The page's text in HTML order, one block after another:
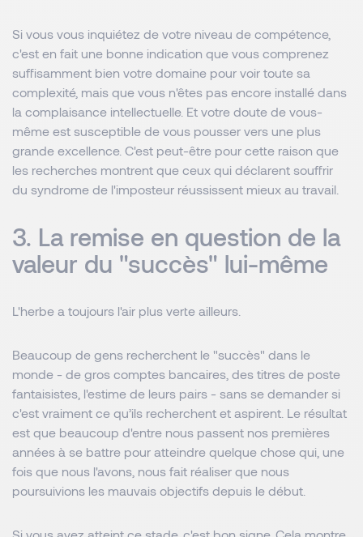
Si vous vous inquiétez de votre niveau de compétence,
c'est en fait une bonne indication que vous comprenez
suffisamment bien votre domaine pour voir toute sa
complexité, mais que vous n'êtes pas encore installé dans
la complaisance intellectuelle. Et votre doute de vous-
même est susceptible de vous pousser vers une plus
grande excellence. C'est peut-être pour cette raison que
les recherches montrent que ceux qui déclarent souffrir
du syndrome de l'imposteur réussissent mieux au travail.
3. La remise en question de la
valeur du "succès" lui-même
L'herbe a toujours l'air plus verte ailleurs.
Beaucoup de gens recherchent le "succès" dans le
monde - de gros comptes bancaires, des titres de poste
fantaisistes, l'estime de leurs pairs - sans se demander si
c'est vraiment ce qu’ils recherchent et aspirent. Le résultat
est que beaucoup d'entre nous passent nos premières
années à se battre pour atteindre quelque chose qui, une
fois que nous l'avons, nous fait réaliser que nous
poursuivions les mauvais objectifs depuis le début.